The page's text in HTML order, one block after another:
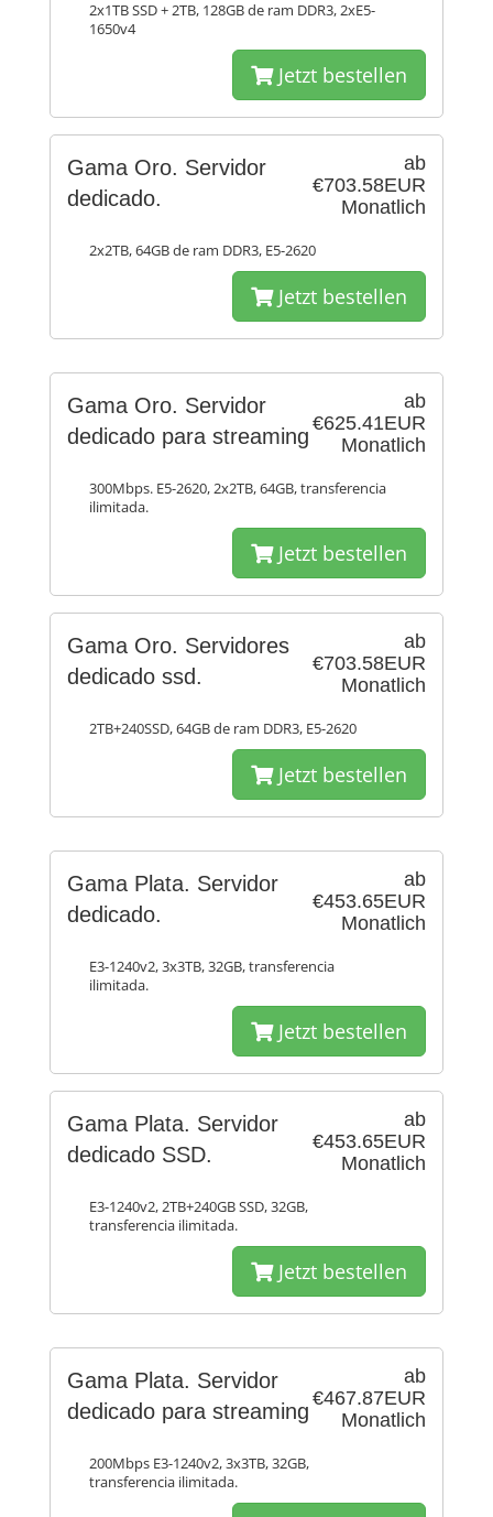
2x1TB SSD + 2TB, 128GB de ram DDR3, 2xE5-
1650v4
Jetzt bestellen
ab
€703.58EUR
Monatlich
Gama Oro. Servidor
dedicado.
2x2TB, 64GB de ram DDR3, E5-2620
Jetzt bestellen
ab
€625.41EUR
Monatlich
Gama Oro. Servidor
dedicado para streaming
300Mbps. E5-2620, 2x2TB, 64GB, transferencia
ilimitada.
Jetzt bestellen
ab
€703.58EUR
Monatlich
Gama Oro. Servidores
dedicado ssd.
2TB+240SSD, 64GB de ram DDR3, E5-2620
Jetzt bestellen
ab
€453.65EUR
Monatlich
Gama Plata. Servidor
dedicado.
E3-1240v2, 3x3TB, 32GB, transferencia
ilimitada.
Jetzt bestellen
ab
€453.65EUR
Monatlich
Gama Plata. Servidor
dedicado SSD.
E3-1240v2, 2TB+240GB SSD, 32GB,
transferencia ilimitada.
Jetzt bestellen
ab
€467.87EUR
Monatlich
Gama Plata. Servidor
dedicado para streaming
200Mbps E3-1240v2, 3x3TB, 32GB,
transferencia ilimitada.